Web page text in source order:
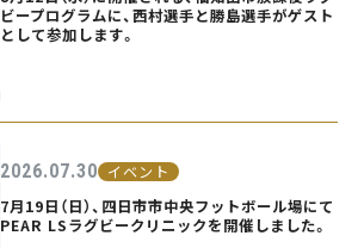
ビープログラムに、西村選手と勝島選手がゲスト
として参加します。
2026.07.30 イベント
7月19日（日）、四日市市中央フットボール場にて
PEAR LSラグビークリニックを開催しました。